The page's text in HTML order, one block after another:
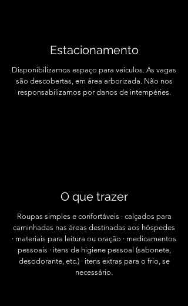
Estacionamento
Disponibilizamos espaço para veículos. As vagas
são descobertas, em área arborizada. Não nos
responsabilizamos por danos de intempéries.
O que trazer
Roupas simples e confortáveis · calçados para
caminhadas nas áreas destinadas aos hóspedes
· materiais para leitura ou oração · medicamentos
pessoais · itens de higiene pessoal (sabonete,
desodorante, etc.) · itens extras para o frio, se
necessário.